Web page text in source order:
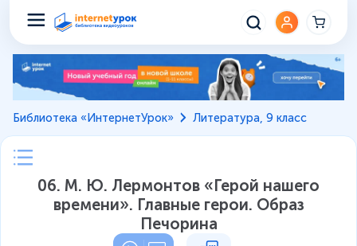
Библиотека «ИнтернетУрок» Литература, 9 класс
06. М. Ю. Лермонтов «Герой нашего
времени». Главные герои. Образ
Печорина